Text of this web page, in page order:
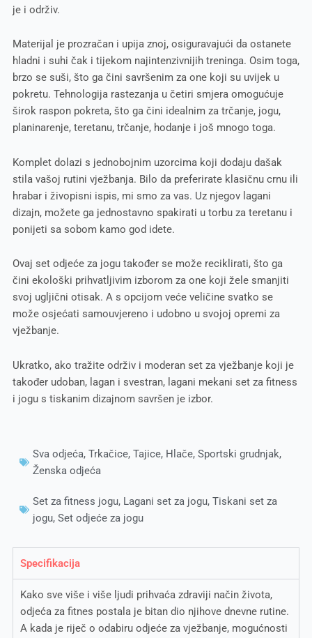
je i održiv.
Materijal je prozračan i upija znoj, osiguravajući da ostanete
hladni i suhi čak i tijekom najintenzivnijih treninga. Osim toga,
brzo se suši, što ga čini savršenim za one koji su uvijek u
pokretu. Tehnologija rastezanja u četiri smjera omogućuje
širok raspon pokreta, što ga čini idealnim za trčanje, jogu,
planinarenje, teretanu, trčanje, hodanje i još mnogo toga.
Komplet dolazi s jednobojnim uzorcima koji dodaju dašak
stila vašoj rutini vježbanja. Bilo da preferirate klasičnu crnu ili
hrabar i živopisni ispis, mi smo za vas. Uz njegov lagani
dizajn, možete ga jednostavno spakirati u torbu za teretanu i
ponijeti sa sobom kamo god idete.
Ovaj set odjeće za jogu također se može reciklirati, što ga
čini ekološki prihvatljivim izborom za one koji žele smanjiti
svoj ugljični otisak. A s opcijom veće veličine svatko se
može osjećati samouvjereno i udobno u svojoj opremi za
vježbanje.
Ukratko, ako tražite održiv i moderan set za vježbanje koji je
također udoban, lagan i svestran, lagani mekani set za fitness
i jogu s tiskanim dizajnom savršen je izbor.
Sva odjeća, Trkačice, Tajice, Hlače, Sportski grudnjak,
Ženska odjeća
Set za fitness jogu, Lagani set za jogu, Tiskani set za
jogu, Set odjeće za jogu
Specifikacija
Kako sve više i više ljudi prihvaća zdraviji način života,
odjeća za fitnes postala je bitan dio njihove dnevne rutine.
A kada je riječ o odabiru odjeće za vježbanje, mogućnosti